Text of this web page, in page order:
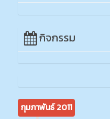
กิจกรรม
กุมภาพันธ์ 2011